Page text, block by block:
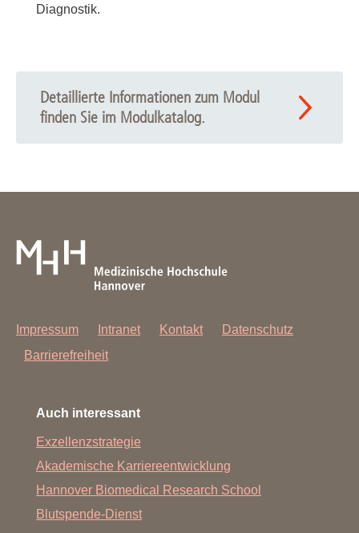
Diagnostik.
Detaillierte Informationen zum Modul
finden Sie im Modulkatalog.
Impressum Intranet Kontakt
Datenschutz
Barrierefreiheit
Auch interessant
Exzellenzstrategie
Akademische Karriereentwicklung
Hannover Biomedical Research School
Blutspende-Dienst